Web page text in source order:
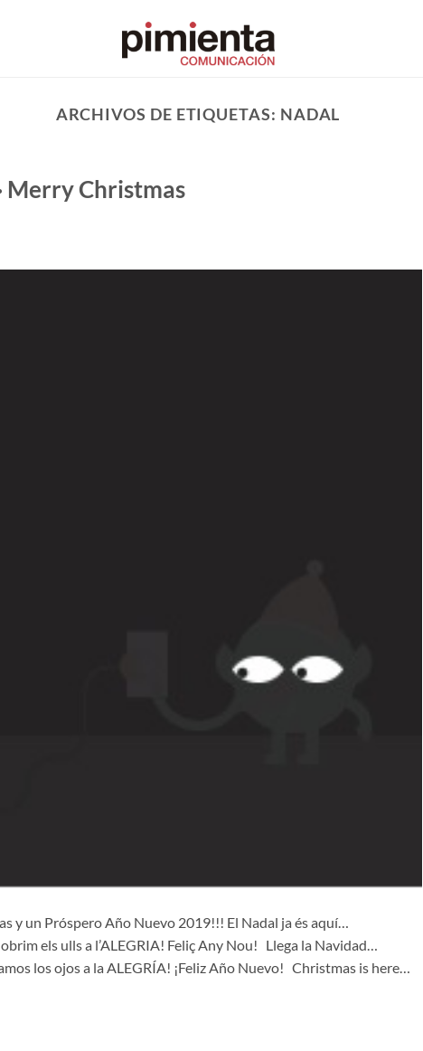
ARCHIVOS DE ETIQUETAS: NADAL
Merry Christmas
y un Próspero Año Nuevo 2019!!! El Nadal ja és aquí…
els ulls a l’ALEGRIA! Feliç Any Nou! Llega la Navidad…
los ojos a la ALEGRÍA! ¡Feliz Año Nuevo! Christmas is here…